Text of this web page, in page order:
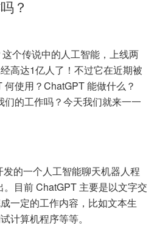
？
个传说中的人工智能，上线两
高达1亿人了！不过它在近期被
使用？ChatGPT 能做什么？
的工作吗？今天我们就来一一
的一个人工智能聊天机器人程
目前 ChatGPT 主要是以文字交
一定的工作内容，比如文本生
计算机程序等等。